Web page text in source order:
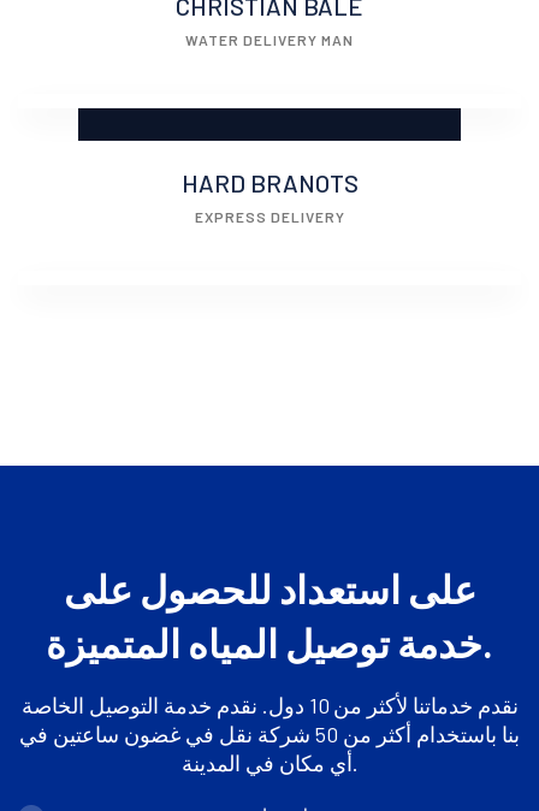
CHRISTIAN BALE
WATER DELIVERY MAN
HARD BRANOTS
EXPRESS DELIVERY
على استعداد للحصول على
خدمة توصيل المياه المتميزة.
نقدم خدماتنا لأكثر من 10 دول. نقدم خدمة التوصيل الخاصة
بنا باستخدام أكثر من 50 شركة نقل في غضون ساعتين في
أي مكان في المدينة.